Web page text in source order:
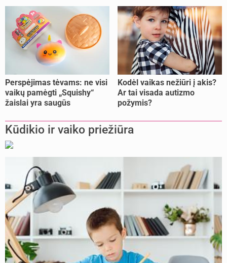
Perspėjimas tėvams: ne visi
vaikų pamėgti „Squishy“
žaislai yra saugūs
Kodėl vaikas nežiūri į akis?
Ar tai visada autizmo
požymis?
Kūdikio ir vaiko priežiūra